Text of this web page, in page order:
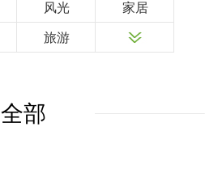
风光 家居
旅游
全部